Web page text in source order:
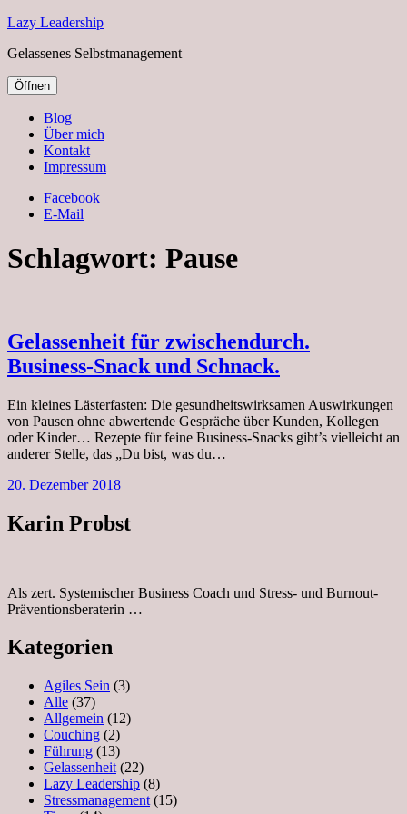
Lazy Leadership
Gelassenes Selbstmanagement
Öffnen
Blog
Über mich
Kontakt
Impressum
Facebook
E-Mail
Schlagwort: Pause
Gelassenheit für zwischendurch.
Business-Snack und Schnack.
Ein kleines Lästerfasten: Die gesundheitswirksamen Auswirkungen
von Pausen ohne abwertende Gespräche über Kunden, Kollegen
oder Kinder… Rezepte für feine Business-Snacks gibt’s vielleicht an
anderer Stelle, das „Du bist, was du…
20. Dezember 2018
Karin Probst
Als zert. Systemischer Business Coach und Stress- und Burnout-
Präventionsberaterin …
Kategorien
Agiles Sein (3)
Alle (37)
Allgemein (12)
Couching (2)
Führung (13)
Gelassenheit (22)
Lazy Leadership (8)
Stressmanagement (15)